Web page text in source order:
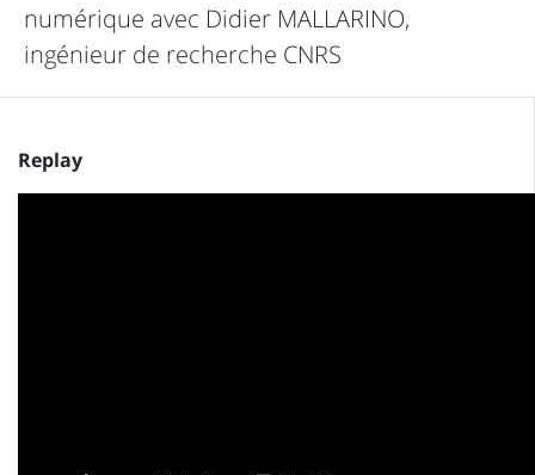
numérique avec Didier MALLARINO,
ingénieur de recherche CNRS
Replay